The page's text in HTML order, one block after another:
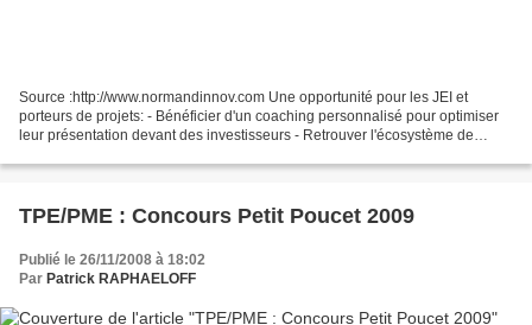
Source :http://www.normandinnov.com Une opportunité pour les JEI et
porteurs de projets: - Bénéficier d'un coaching personnalisé pour optimiser
leur présentation devant des investisseurs - Retrouver l'écosystème de
TPE/PME : Concours Petit Poucet 2009
Publié le 26/11/2008 à 18:02
Par Patrick RAPHAELOFF